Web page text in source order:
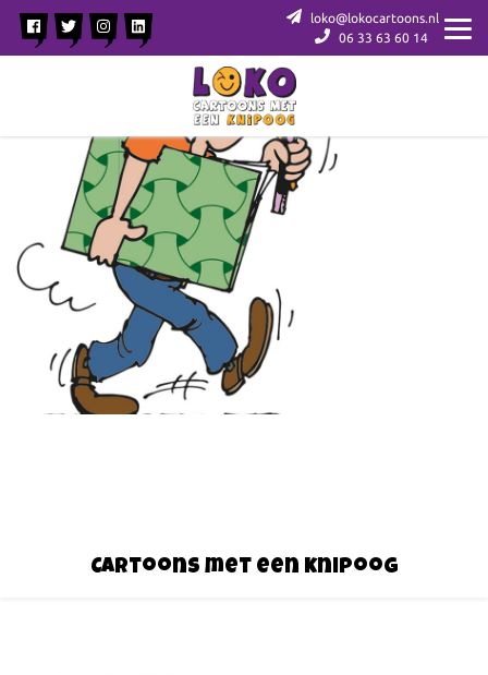
loko@lokocartoons.nl
06 33 63 60 14
Cartoons met een knipoog